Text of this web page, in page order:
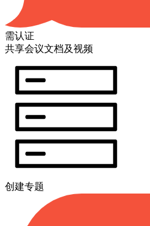
需认证
共享会议文档及视频
创建专题